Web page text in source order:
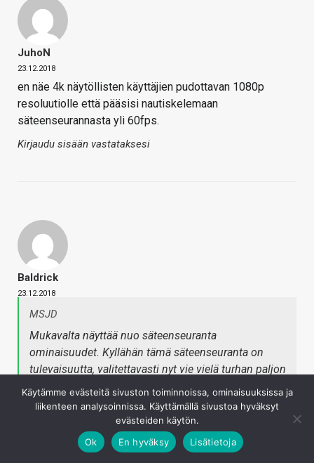
JuhoN
23.12.2018
en näe 4k näytöllisten käyttäjien pudottavan 1080p
resoluutiolle että pääsisi nautiskelemaan
säteenseurannasta yli 60fps.
Kirjaudu sisään vastataksesi
Baldrick
23.12.2018
MSJD
Mukavalta näyttää nuo säteenseuranta
ominaisuudet. Kyllähän tämä säteenseuranta on
tulevaisuutta, valitettavasti nyt vie vielä turhan paljon
resursseja. Eiköhän tuo parin vuoden sisällä
korjaannu kun saadaan pelimoottorit alusta saakka
kehitettyä seurannalle ja 7nm ohjaimet markkinoille.
Käytämme evästeitä sivuston toiminnoissa, ominaisuuksissa ja
liikenteen analysoinnissa. Käyttämällä sivustoa hyväksyt
evästeiden käytön.
Ok
En hyväksy Lisätietoja